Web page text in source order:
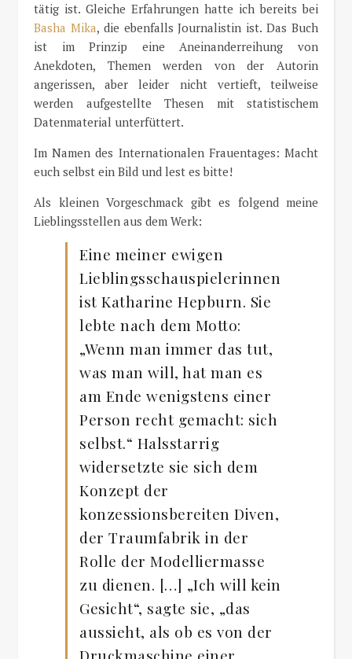
tätig ist. Gleiche Erfahrungen hatte ich bereits bei
Basha Mika, die ebenfalls Journalistin ist. Das Buch
ist im Prinzip eine Aneinanderreihung von
Anekdoten, Themen werden von der Autorin
angerissen, aber leider nicht vertieft, teilweise
werden aufgestellte Thesen mit statistischem
Datenmaterial unterfüttert.
Im Namen des Internationalen Frauentages: Macht
euch selbst ein Bild und lest es bitte!
Als kleinen Vorgeschmack gibt es folgend meine
Lieblingsstellen aus dem Werk:
Eine meiner ewigen
Lieblingsschauspielerinnen
ist Katharine Hepburn. Sie
lebte nach dem Motto:
„Wenn man immer das tut,
was man will, hat man es
am Ende wenigstens einer
Person recht gemacht: sich
selbst.“ Halsstarrig
widersetzte sie sich dem
Konzept der
konzessionsbereiten Diven,
der Traumfabrik in der
Rolle der Modelliermasse
zu dienen. […] „Ich will kein
Gesicht“, sagte sie, „das
aussieht, als ob es von der